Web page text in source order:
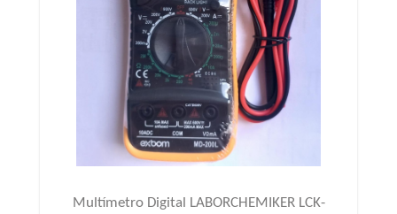
Multímetro Digital LABORCHEMIKER LCK-